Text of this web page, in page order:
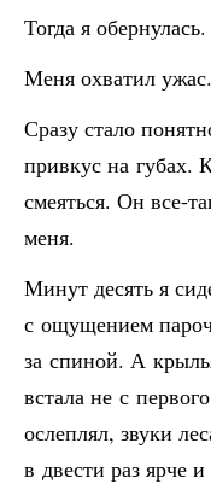
Тогда я
Меня охватил ужас.
Сразу стало
привкус на губах.
смеяться. Он все-
меня.
Минут десять я
с ощущением
за спиной. А
встала не с
ослеплял, звуки
в двести раз ярче